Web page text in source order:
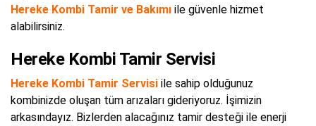
Hereke Kombi Tamir ve Bakımı ile güvenle hizmet
alabilirsiniz.
Hereke Kombi Tamir Servisi
Hereke Kombi Tamir Servisi ile sahip olduğunuz
kombinizde oluşan tüm arızaları gideriyoruz. İşimizin
arkasındayız. Bizlerden alacağınız tamir desteği ile enerji